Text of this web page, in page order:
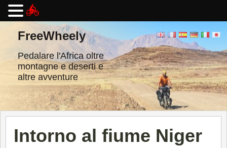
contenutoFreeWheely
Pedalare l'Africa oltre
montagne e deserti e
altre avventure
Intorno al fiume Niger